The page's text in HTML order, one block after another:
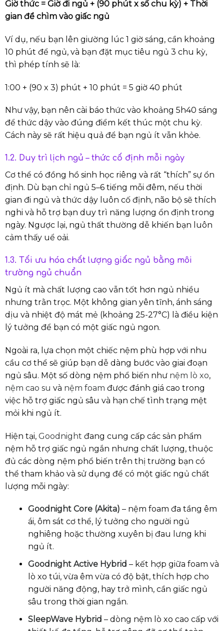
Giờ thức = Giờ đi ngủ + (90 phút x số chu kỳ) + Thời
gian để chìm vào giấc ngủ
Ví dụ, nếu bạn lên giường lúc 1 giờ sáng, cần khoảng
10 phút để ngủ, và bạn đặt mục tiêu ngủ 3 chu kỳ,
thì phép tính sẽ là:
1:00 + (90 x 3) phút + 10 phút = 5 giờ 40 phút
Như vậy, bạn nên cài báo thức vào khoảng 5h40 sáng
để thức dậy vào đúng điểm kết thúc một chu kỳ.
Cách này sẽ rất hiệu quả để bạn ngủ ít vẫn khỏe.
1.2. Duy trì lịch ngủ – thức cố định mỗi ngày
Cơ thể có đồng hồ sinh học riêng và rất “thích” sự ổn
định. Dù bạn chỉ ngủ 5–6 tiếng mỗi đêm, nếu thời
gian đi ngủ và thức dậy luôn cố định, não bộ sẽ thích
nghi và hỗ trợ bạn duy trì năng lượng ổn định trong
ngày. Ngược lại, ngủ thất thường dễ khiến bạn luôn
cảm thấy uể oải.
1.3. Tối ưu hóa chất lượng giấc ngủ bằng môi
trường ngủ chuẩn
Ngủ ít mà chất lượng cao vẫn tốt hơn ngủ nhiều
nhưng trằn trọc. Một không gian yên tĩnh, ánh sáng
dịu và nhiệt độ mát mẻ (khoảng 25-27°C) là điều kiện
lý tưởng để bạn có một giấc ngủ ngon.
Ngoài ra, lựa chọn một chiếc nệm phù hợp với nhu
cầu cơ thể sẽ giúp bạn dễ dàng bước vào giai đoạn
ngủ sâu. Một số dòng nệm phổ biến như nệm lò xo,
nệm cao su và nệm foam được đánh giá cao trong
việc hỗ trợ giấc ngủ sâu và hạn chế tình trạng mệt
mỏi khi ngủ ít.
Hiện tại, Goodnight đang cung cấp các sản phẩm
nệm hỗ trợ giấc ngủ ngắn nhưng chất lượng, thuộc
đủ các dòng nệm phổ biến trên thị trường bạn có
thể tham khảo và sử dụng để có một giấc ngủ chất
lượng mỗi ngày:
Goodnight Core (Akita) – nệm foam đa tầng êm
ái, ôm sát cơ thể, lý tưởng cho người ngủ
nghiêng hoặc thường xuyên bị đau lưng khi
ngủ ít.
Goodnight Active Hybrid – kết hợp giữa foam và
lò xo túi, vừa êm vừa có độ bật, thích hợp cho
người năng động, hay trở mình, cần giấc ngủ
sâu trong thời gian ngắn.
SleepWave Hybrid – dòng nệm lò xo cao cấp với